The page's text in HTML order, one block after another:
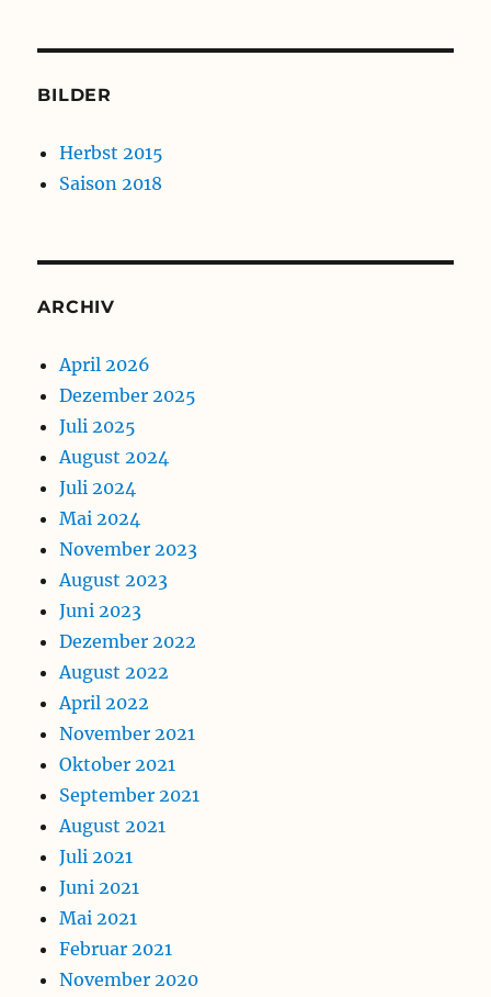
BILDER
Herbst 2015
Saison 2018
ARCHIV
April 2026
Dezember 2025
Juli 2025
August 2024
Juli 2024
Mai 2024
November 2023
August 2023
Juni 2023
Dezember 2022
August 2022
April 2022
November 2021
Oktober 2021
September 2021
August 2021
Juli 2021
Juni 2021
Mai 2021
Februar 2021
November 2020